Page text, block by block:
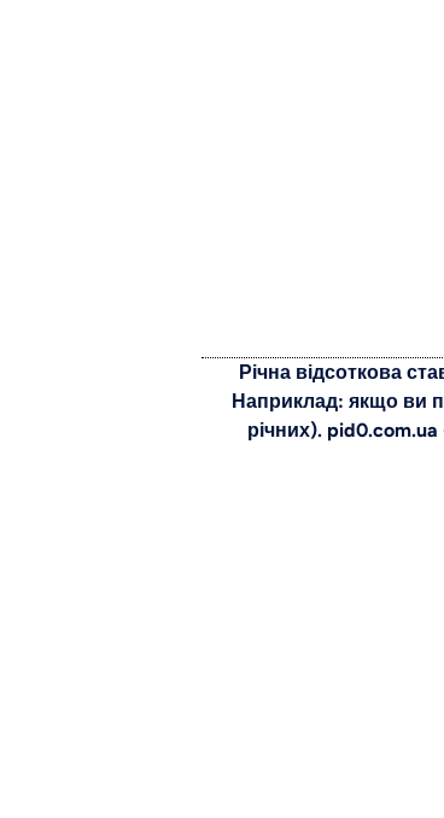
Річна відсоткова
Наприклад: якщо ви
річних). pid0.com.ua